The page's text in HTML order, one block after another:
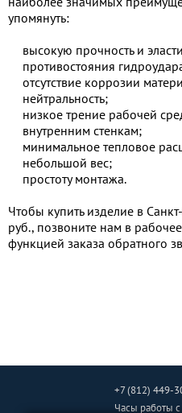
упомянуть:
высокую прочность и
противостояния
отсутствие коррозии
нейтральность;
низкое трение рабочей
внутренним стенкам;
минимальное тепловое
небольшой вес;
простоту монтажа.
Чтобы купить изделие в
руб., позвоните нам в
функцией заказа обратного
+7 (812) 449-
Часы работы